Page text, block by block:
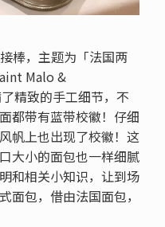
棒，主题为「法国两
Malo &
精致的手工细节，不
都带有蓝带校徽！仔细
帆上也出现了校徽！这
大小的面包也一样细腻
和相关小知识，让到场
面包，借由法国面包，